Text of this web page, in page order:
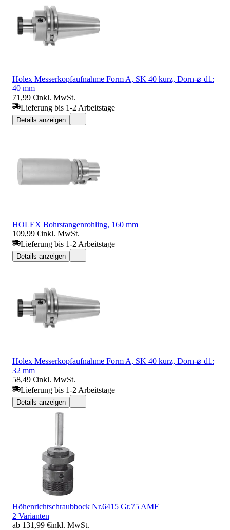
Holex Messerkopfaufnahme Form A, SK 40 kurz, Dorn-⌀ d1:
40 mm
71,99 €inkl. MwSt.
Lieferung bis 1-2 Arbeitstage
Details anzeigen
HOLEX Bohrstangenrohling, 160 mm
109,99 €inkl. MwSt.
Lieferung bis 1-2 Arbeitstage
Details anzeigen
Holex Messerkopfaufnahme Form A, SK 40 kurz, Dorn-⌀ d1:
32 mm
58,49 €inkl. MwSt.
Lieferung bis 1-2 Arbeitstage
Details anzeigen
Höhenrichtschraubbock Nr.6415 Gr.75 AMF
2 Varianten
ab 131,99 €inkl. MwSt.